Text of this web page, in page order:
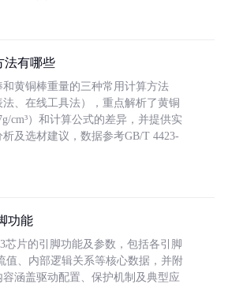
法有哪些
黄铜棒重量的三种常用计算方法
法、在线工具法），重点解析了黄铜
cm³）和计算公式的差异，并提供实
及选材建议，数据参考GB/T 4423-
功能
芯片的引脚功能及参数，包括各引脚
值、内部逻辑关系等核心数据，并附
涵盖驱动配置、保护机制及典型应